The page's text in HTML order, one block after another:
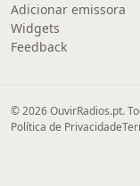
Adicionar emissora
Widgets
Feedback
© 2026 OuvirRadios.pt.
Política de Privacidade